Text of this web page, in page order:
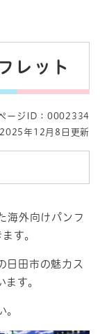
レット
ージID：0002334
年12月8日更新
海外向けパンフ
す。
日田市の魅力ス
す。
。